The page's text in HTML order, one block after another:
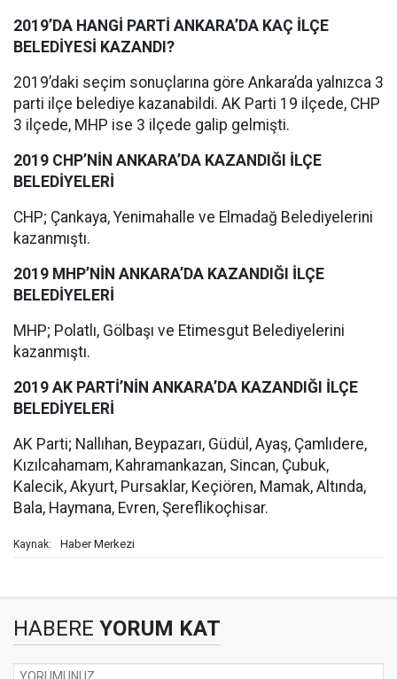
2019’DA HANGİ PARTİ ANKARA’DA KAÇ İLÇE
BELEDİYESİ KAZANDI?
2019’daki seçim sonuçlarına göre Ankara’da yalnızca 3
parti ilçe belediye kazanabildi. AK Parti 19 ilçede, CHP
3 ilçede, MHP ise 3 ilçede galip gelmişti.
2019 CHP’NİN ANKARA’DA KAZANDIĞI İLÇE
BELEDİYELERİ
CHP; Çankaya, Yenimahalle ve Elmadağ Belediyelerini
kazanmıştı.
2019 MHP’NİN ANKARA’DA KAZANDIĞI İLÇE
BELEDİYELERİ
MHP; Polatlı, Gölbaşı ve Etimesgut Belediyelerini
kazanmıştı.
2019 AK PARTİ’NİN ANKARA’DA KAZANDIĞI İLÇE
BELEDİYELERİ
AK Parti; Nallıhan, Beypazarı, Güdül, Ayaş, Çamlıdere,
Kızılcahamam, Kahramankazan, Sincan, Çubuk,
Kalecik, Akyurt, Pursaklar, Keçiören, Mamak, Altında,
Bala, Haymana, Evren, Şereflikoçhisar.
Kaynak: Haber Merkezi
HABERE YORUM KAT